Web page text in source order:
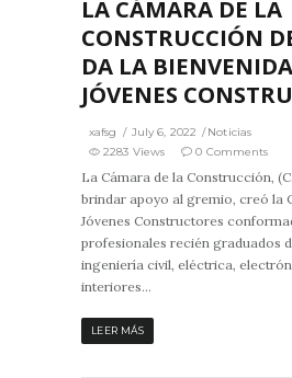
LA CÁMARA DE LA
CONSTRUCCIÓN
DA LA
JÓVENES
xafsg July 6, 2022
Noticias
2283 Views
0 Comments
La Cámara de la Construcción,
brindar apoyo al gremio, creó la
Jóvenes Constructores
profesionales recién graduados
ingeniería civil, eléctrica,
interiores...
LEER MÁS